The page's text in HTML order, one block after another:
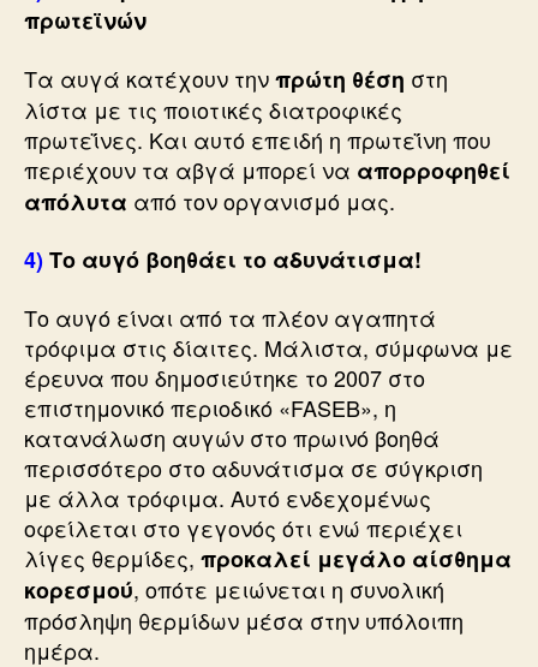
πρωτεϊνών
Τα αυγά κατέχουν τηνπρώτη θέση στη
λίστα με τις ποιοτικές διατροφικές
πρωτεΐνες. Και αυτό επειδή η πρωτεΐνη που
περιέχουν τα αβγά μπορεί να απορροφηθεί
απόλυτα από τον οργανισμό μας.
4)Το αυγό βοηθάει το αδυνάτισμα!
Το αυγό είναι από τα πλέον αγαπητά
τρόφιμα στις δίαιτες. Μάλιστα, σύμφωνα με
έρευνα που δημοσιεύτηκε το 2007 στο
επιστημονικό περιοδικό «FASEB», η
κατανάλωση αυγών στο πρωινό βοηθά
περισσότερο στο αδυνάτισμα σε σύγκριση
με άλλα τρόφιμα. Αυτό ενδεχομένως
οφείλεται στο γεγονός ότι ενώ περιέχει
λίγες θερμίδες, προκαλεί μεγάλο αίσθημα
κορεσμού, οπότε μειώνεται η συνολική
πρόσληψη θερμίδων μέσα στην υπόλοιπη
ημέρα.